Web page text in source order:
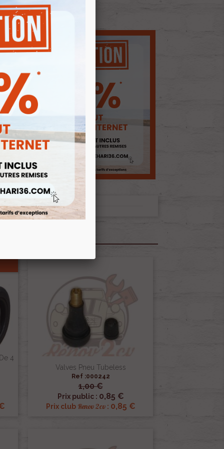
D'ENVIES
4
Valves Pneu Tubeless
Ref :000242
1,00 €
Prix public : 0,85 €
Prix club Renov 2cv: 0,85 €
 Aperçu rapide